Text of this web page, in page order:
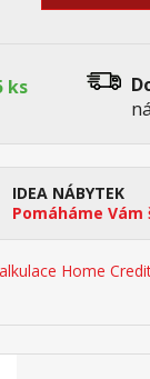
ks
IDEA NÁBYTEK
Pomáháme
Home